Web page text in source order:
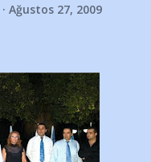
Ağustos 27, 2009